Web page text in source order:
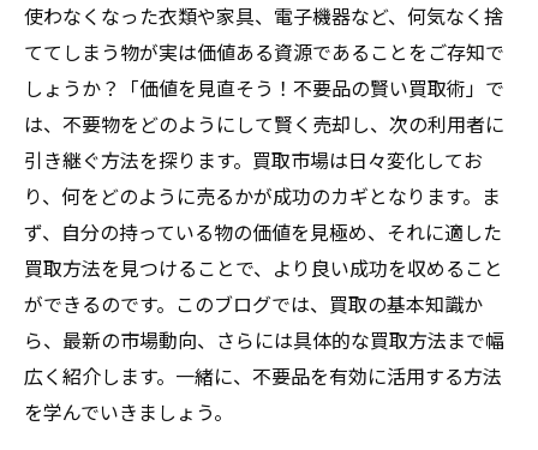
使わなくなった衣類や家具、電子機器など、何気なく捨
ててしまう物が実は価値ある資源であることをご存知で
しょうか？「価値を見直そう！不要品の賢い買取術」で
は、不要物をどのようにして賢く売却し、次の利用者に
引き継ぐ方法を探ります。買取市場は日々変化してお
り、何をどのように売るかが成功のカギとなります。ま
ず、自分の持っている物の価値を見極め、それに適した
買取方法を見つけることで、より良い成功を収めること
ができるのです。このブログでは、買取の基本知識か
ら、最新の市場動向、さらには具体的な買取方法まで幅
広く紹介します。一緒に、不要品を有効に活用する方法
を学んでいきましょう。